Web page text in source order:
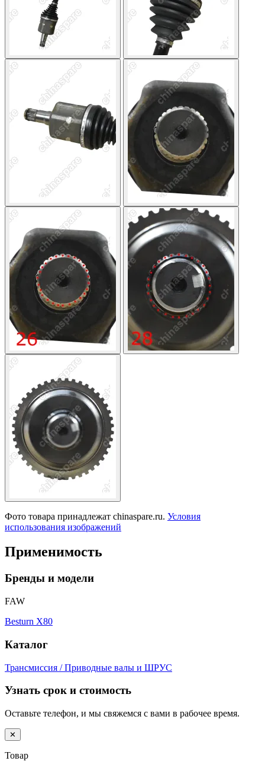
Фото товара принадлежат chinaspare.ru. Условия
использования изображений
Применимость
Бренды и модели
FAW
Besturn X80
Каталог
Трансмиссия / Приводные валы и ШРУС
Узнать срок и стоимость
Оставьте телефон, и мы свяжемся с вами в рабочее время.
✕
Товар